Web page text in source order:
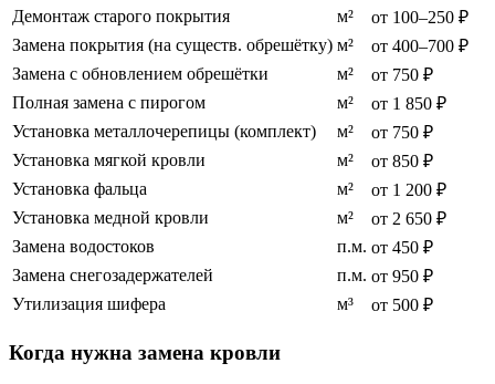
Демонтаж старого покрытия
м²
от 100–250 ₽
Замена покрытия (на существ. обрешётку) м²
от 400–700 ₽
Замена с обновлением обрешётки
м²
от 750 ₽
Полная замена с пирогом
м²
от 1 850 ₽
Установка металлочерепицы (комплект)
м²
от 750 ₽
Установка мягкой кровли
м²
от 850 ₽
Установка фальца
м²
от 1 200 ₽
Установка медной кровли
м²
от 2 650 ₽
Замена водостоков
п.м. от 450 ₽
Замена снегозадержателей
п.м. от 950 ₽
Утилизация шифера
м³ от 500 ₽
Когда нужна замена кровли